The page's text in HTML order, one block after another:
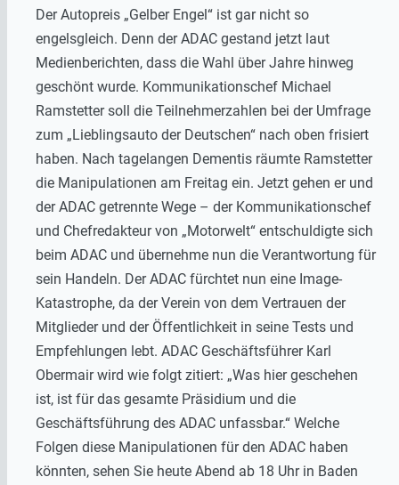
Der Autopreis „Gelber Engel“ ist gar nicht so
engelsgleich. Denn der ADAC gestand jetzt laut
Medienberichten, dass die Wahl über Jahre hinweg
geschönt wurde. Kommunikationschef Michael
Ramstetter soll die Teilnehmerzahlen bei der Umfrage
zum „Lieblingsauto der Deutschen“ nach oben frisiert
haben. Nach tagelangen Dementis räumte Ramstetter
die Manipulationen am Freitag ein. Jetzt gehen er und
der ADAC getrennte Wege – der Kommunikationschef
und Chefredakteur von „Motorwelt“ entschuldigte sich
beim ADAC und übernehme nun die Verantwortung für
sein Handeln. Der ADAC fürchtet nun eine Image-
Katastrophe, da der Verein von dem Vertrauen der
Mitglieder und der Öffentlichkeit in seine Tests und
Empfehlungen lebt. ADAC Geschäftsführer Karl
Obermair wird wie folgt zitiert: „Was hier geschehen
ist, ist für das gesamte Präsidium und die
Geschäftsführung des ADAC unfassbar.“ Welche
Folgen diese Manipulationen für den ADAC haben
könnten, sehen Sie heute Abend ab 18 Uhr in Baden